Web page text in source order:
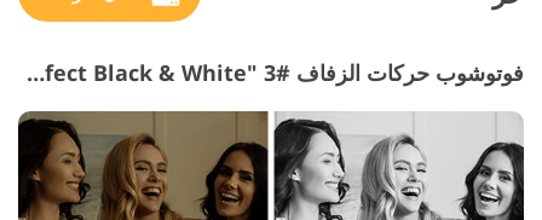
فوتوشوب حركات الزفاف #3 "Perfect Black & White"